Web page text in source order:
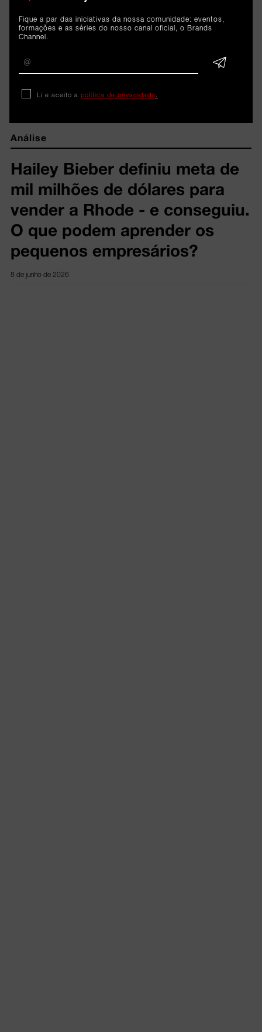
ARTIGOS
RELACIONADOS
Análise
Hailey Bieber definiu meta de
mil milhões de dólares para
vender a Rhode - e conseguiu.
O que podem aprender os
pequenos empresários?
8 de junho de 2026
Fique a par das iniciativas da nossa comunidade: eventos,
formações e as séries do nosso canal oficial, o Brands
Channel.
Li e aceito a política de privacidade.